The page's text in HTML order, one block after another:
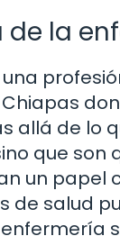
de la
allá de lo
que son
un papel
de salud